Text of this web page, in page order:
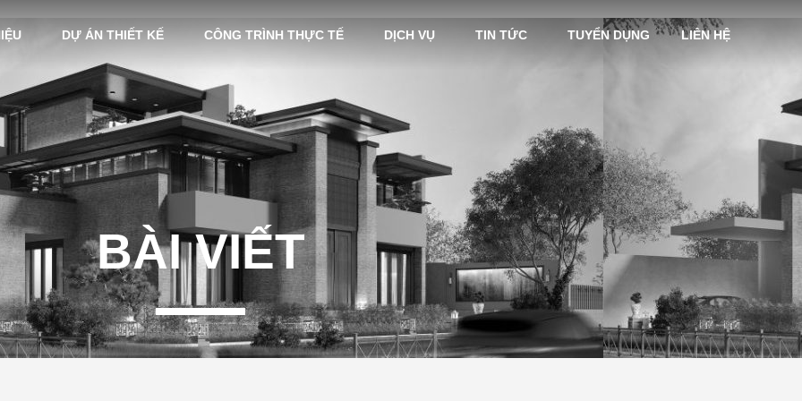
DỰ ÁN THIẾT KẾ CÔNG TRÌNH THỰC TẾ DỊCH VỤ TIN TỨC TUYỂN DỤNG LIÊN HỆ
BÀI VIẾT